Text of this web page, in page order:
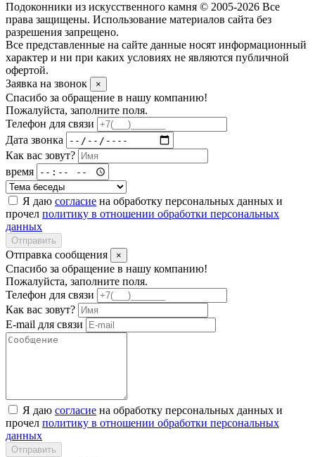
Подоконники из искусственного камня © 2005-2026 Все
права защищены. Использование материалов сайта без
разрешения запрещено.
Все представленные на сайте данные носят информационный
характер и ни при каких условиях не являются публичной
офертой.
Заявка на звонок
×
Спасибо за обращение в нашу компанию!
Пожалуйста, заполните поля.
Телефон для связи
Дата звонка
Как вас зовут?
время
Я даю согласие на обработку персональных данных и
прочел политику в отношении обработки персональных
данных
Отправить
Отправка сообщения ×
Спасибо за обращение в нашу компанию!
Пожалуйста, заполните поля.
Телефон для связи
Как вас зовут?
E-mail для связи
Я даю согласие на обработку персональных данных и
прочел политику в отношении обработки персональных
данных
Отправить